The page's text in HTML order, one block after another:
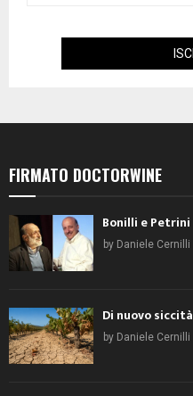
FIRMATO DOCTORWINE
Bonilli e Petrini
by Daniele Cernilli
Di nuovo siccità
by Daniele Cernilli